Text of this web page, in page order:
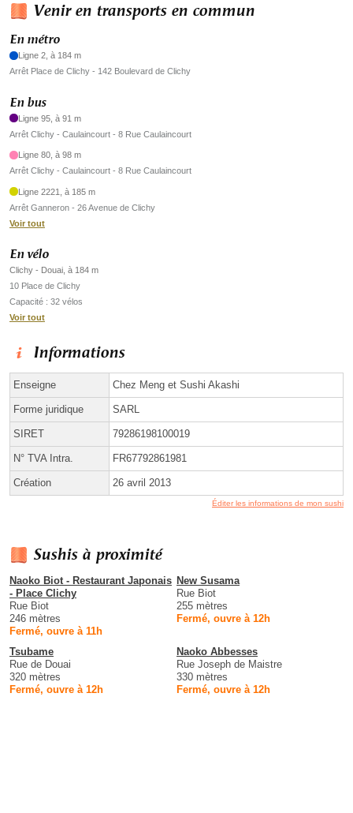
Venir en transports en commun
En métro
Ligne 2, à 184 m
Arrêt Place de Clichy - 142 Boulevard de Clichy
En bus
Ligne 95, à 91 m
Arrêt Clichy - Caulaincourt - 8 Rue Caulaincourt
Ligne 80, à 98 m
Arrêt Clichy - Caulaincourt - 8 Rue Caulaincourt
Ligne 2221, à 185 m
Arrêt Ganneron - 26 Avenue de Clichy
Voir tout
En vélo
Clichy - Douai, à 184 m
10 Place de Clichy
Capacité : 32 vélos
Voir tout
Informations
Enseigne Chez Meng et Sushi Akashi
Forme juridique SARL
SIRET 79286198100019
N° TVA Intra. FR67792861981
Création 26 avril 2013
Éditer les informations de mon sushi
Sushis à proximité
Naoko Biot - Restaurant Japonais
- Place Clichy
Rue Biot
246 mètres
Fermé, ouvre à 11h
New Susama
Rue Biot
255 mètres
Fermé, ouvre à 12h
Tsubame
Rue de Douai
320 mètres
Fermé, ouvre à 12h
Naoko Abbesses
Rue Joseph de Maistre
330 mètres
Fermé, ouvre à 12h